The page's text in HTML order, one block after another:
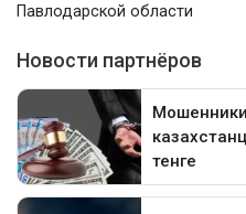
Павлодарской области